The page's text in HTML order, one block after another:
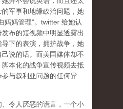
军事和地缘政治问题，她
妈妈管理”。twitter 给她认
布的短视频中明显透露出
下的表演，拥护战争，她
说的话。而美国媒体却不
本化的战争宣传视频去抵
与叙利亚问题的任何异
令人厌恶的谎言，一个小